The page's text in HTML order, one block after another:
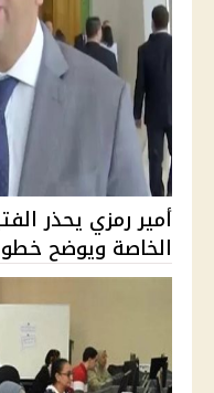
أمير رمزي يحذر
الخاصة ويوضح